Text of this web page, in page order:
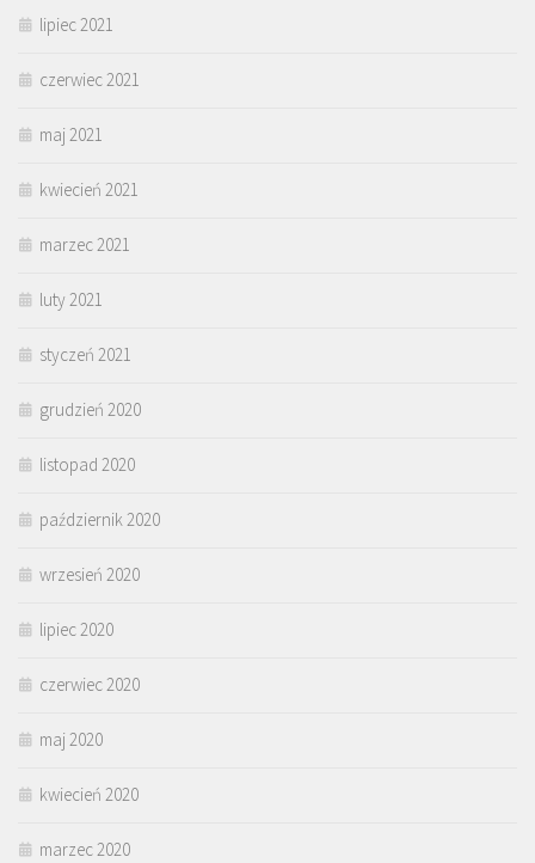
lipiec 2021
czerwiec 2021
maj 2021
kwiecień 2021
marzec 2021
luty 2021
styczeń 2021
grudzień 2020
listopad 2020
październik 2020
wrzesień 2020
lipiec 2020
czerwiec 2020
maj 2020
kwiecień 2020
marzec 2020